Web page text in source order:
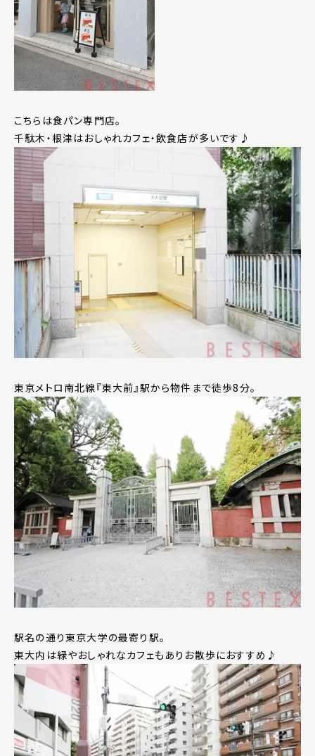
こちらは食パン専門店。
千駄木・根津はおしゃれカフェ・飲食店が多いです♪
東京メトロ南北線『東大前』駅から物件まで徒歩8分。
駅名の通り東京大学の最寄り駅。
東大内は緑やおしゃれなカフェもありお散歩におすすめ♪